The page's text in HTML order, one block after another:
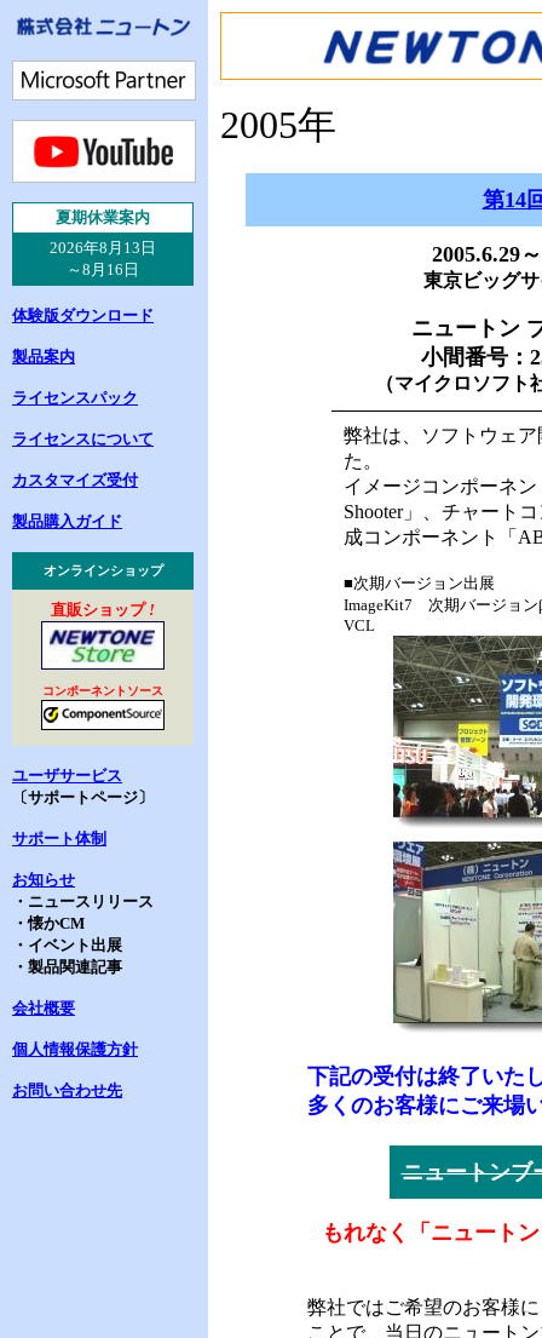
夏期休業案内
2026年8月13日
～8月16日
体験版ダウンロード
製品案内
ライセンスパック
ライセンスについて
カスタマイズ受付
製品購入ガイド
オンラインショップ
直販ショップ!
コンポーネントソース
ユーザサービス
〔サポートページ〕
サポート体制
お知らせ
・ニュースリリース
・懐かCM
・イベント出展
・製品関連記事
会社概要
個人情報保護方針
お問い合わせ先
2005年
第14
2005.6.29
東京ビッグ
ニュートン
小間番号：
（マイクロソフト
弊社は、ソフトウェ
た。
イメージコンポーネン
Shooter」、チャート
成コンポーネント「
■次期バージョン出展
ImageKit7 次期バージョン
VCL
下記の受付は終了いた
多くのお客様にご来場
ニュートンブ
もれなく「ニュート
弊社ではご希望のお客様
ことで、当日のニュート